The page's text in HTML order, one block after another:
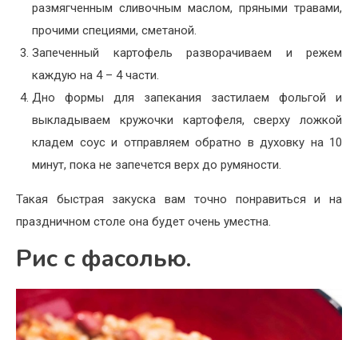
размягченным сливочным маслом, пряными травами,
прочими специями, сметаной.
Запеченный картофель разворачиваем и режем
каждую на 4 – 4 части.
Дно формы для запекания застилаем фольгой и
выкладываем кружочки картофеля, сверху ложкой
кладем соус и отправляем обратно в духовку на 10
минут, пока не запечется верх до румяности.
Такая быстрая закуска вам точно понравиться и на
праздничном столе она будет очень уместна.
Рис с фасолью.